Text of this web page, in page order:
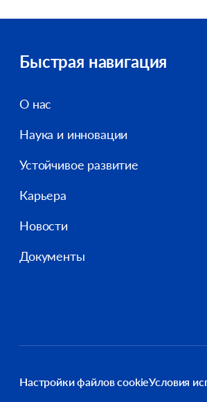
Быстрая навигация
О нас
Наука и инновации
Устойчивое развитие
Карьера
Новости
Документы
Настройки файлов cookieУсловия